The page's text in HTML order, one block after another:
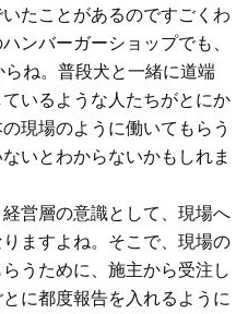
たことがあるのですごくわ
ンバーガーショップでも、
ね。普段犬と一緒に道端
いるような人たちがとにか
現場のように働いてもらう
いとわからないかもしれま
営層の意識として、現場へ
ますよね。そこで、現場の
うために、施主から受注し
に都度報告を入れるように